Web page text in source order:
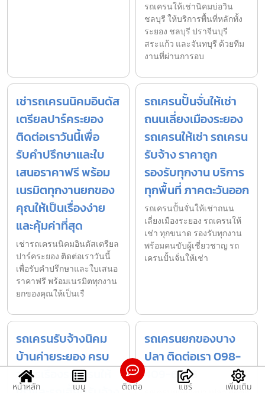
รถเครนให้เช่านิคมบ่อวิน
ชลบุรี ให้บริการพื้นที่หลักทั้ง
ระยอง ชลบุรี ปราจีนบุรี
สระแก้ว และจันทบุรี ด้วยทีม
งานที่ผ่านการอบ
เช่ารถเครนนิคมอินดัส
เตรียลปาร์คระยอง
ติดต่อเราวันนี้เพื่อ
รับคำปรึกษาและใบ
เสนอราคาฟรี พร้อม
เนรมิตทุกงานยกของ
คุณให้เป็นเรื่องง่าย
และคุ้มค่าที่สุด
เช่ารถเครนนิคมอินดัสเตรียล
ปาร์คระยอง ติดต่อเราวันนี้
เพื่อรับคำปรึกษาและใบเสนอ
ราคาฟรี พร้อมเนรมิตทุกงาน
ยกของคุณให้เป็นเรื
รถเครนปั้นจั่นให้เช่า
ถนนเลี่ยงเมืองระยอง
รถเครนให้เช่า รถเครน
รับจ้าง ราคาถูก
รองรับทุกงาน บริการ
ทุกพื้นที่ ภาคตะวันออก
รถเครนปั้นจั่นให้เช่าถนน
เลี่ยงเมืองระยอง รถเครนให้
เช่า ทุกขนาด รองรับทุกงาน
พร้อมคนขับผู้เชี่ยวชาญ รถ
เครนปั้นจั่นให้เช่า
รถเครนรับจ้างนิคม
บ้านค่ายระยอง ครบ
วงจรเรื่องรถเครนให้
รถเครนยกของบาง
ปลา ติดต่อเรา 098-
409-6465
หน้าหลัก เมนู ติดต่อ แชร์ เพิ่มเติม